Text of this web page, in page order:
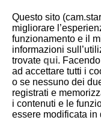
D388-210
Lingua
Selezionare [
Questo sito
migliorare
funzionamento e il
informazioni
trovate qui.
ad accettare tutti i
o se nessuno dei
registrati e
i contenuti e le
essere modificata in